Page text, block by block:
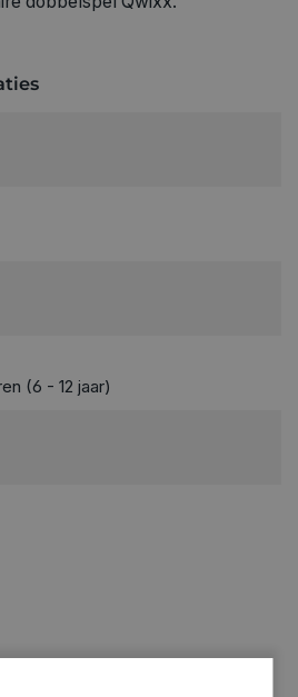
(6 - 12 jaar)